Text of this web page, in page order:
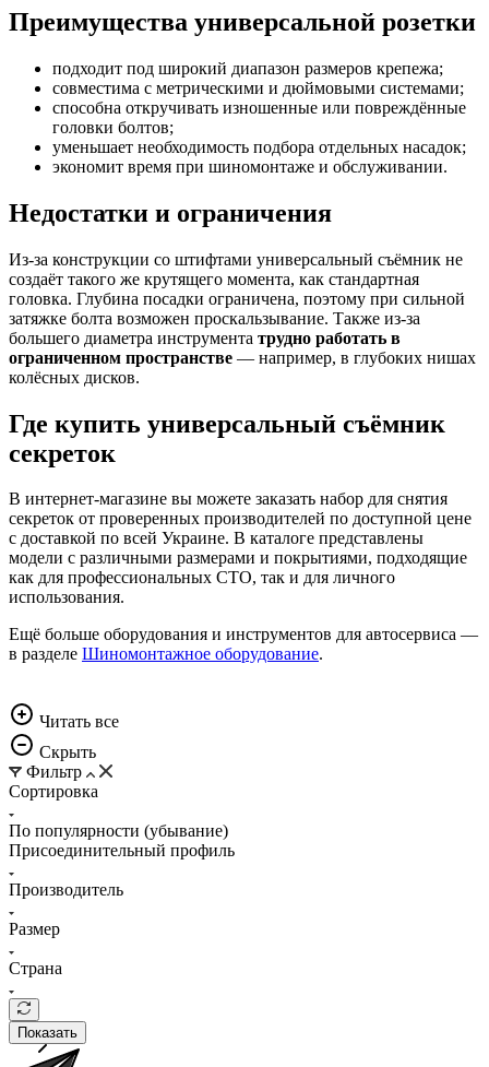
Преимущества универсальной розетки
подходит под широкий диапазон размеров крепежа;
совместима с метрическими и дюймовыми системами;
способна откручивать изношенные или повреждённые
головки болтов;
уменьшает необходимость подбора отдельных насадок;
экономит время при шиномонтаже и обслуживании.
Недостатки и ограничения
Из-за конструкции со штифтами универсальный съёмник не
создаёт такого же крутящего момента, как стандартная
головка. Глубина посадки ограничена, поэтому при сильной
затяжке болта возможен проскальзывание. Также из-за
большего диаметра инструмента трудно работать в
ограниченном пространстве — например, в глубоких нишах
колёсных дисков.
Где купить универсальный съёмник
секреток
В интернет-магазине вы можете заказать набор для снятия
секреток от проверенных производителей по доступной цене
с доставкой по всей Украине. В каталоге представлены
модели с различными размерами и покрытиями, подходящие
как для профессиональных СТО, так и для личного
использования.
Ещё больше оборудования и инструментов для автосервиса —
в разделе Шиномонтажное оборудование.
Читать всe
Скрыть
Фильтр
Сортировка
По популярности (убывание)
Присоединительный профиль
Производитель
Размер
Страна
Показать